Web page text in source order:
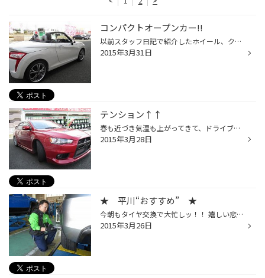
コンパクトオープンカー!!
以前スタッフ日記で紹介したホイール、クレンツェ ケルベロス 本日ついに装着となりました!! 実際に履かせてみると、クルマのカッコ良さを更に引き立たせてくれてますね! 同時にKENWOODのDVDヘッドユニットも取り付けしました これからはこんなオープンカーで走るのも楽しくなる季節ですから、カッ...
2015年3月31日
テンション↑↑
春も近づき気温も上がってきて、ドライブを楽しめる季節になってきましたね♪ のんびりドライブもいいですが、スポーツカーで颯爽と駆け抜けるのも楽しいものです そんなスポーツカーの代表格と言ってもいい車、ランサーエボリューションXが入庫しました! 装着したタイヤはモチロン、ブリヂストンの...
2015年3月28日
★ 平川“おすすめ” ★
今朝もタイヤ交換で大忙しッ！！ 嬉しい悲鳴の西バイパス店ですッ！！ 今週末は!!なんとッ!! 気温が15～16℃まで上がるみたいです♪♪ そんな週末も多数の作業のご予約を頂いております！！ もちろん！！予約作業の他にも当日受付も承っておりますので じゃんじゃん、皆様のご来店お待ちしております♪♪...
2015年3月26日